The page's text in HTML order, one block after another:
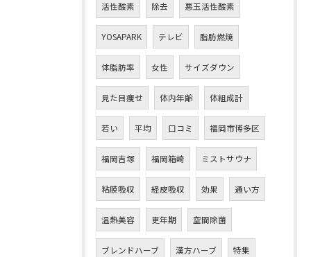
活性酸素 除去 悪玉活性酸素
YOSAPARK テレビ 脂肪燃焼
体脂肪率 女性 サイズダウン
見た目痩せ 体内年齢 体組成計
若い 平均 口コミ 福岡市博多区
福岡吉塚 福岡箱崎 ミストサウナ
粘膜吸収 経皮吸収 効果 通い方
温熱美容 更年期 空間除菌
ブレンドハーブ 漢方ハーブ 特集